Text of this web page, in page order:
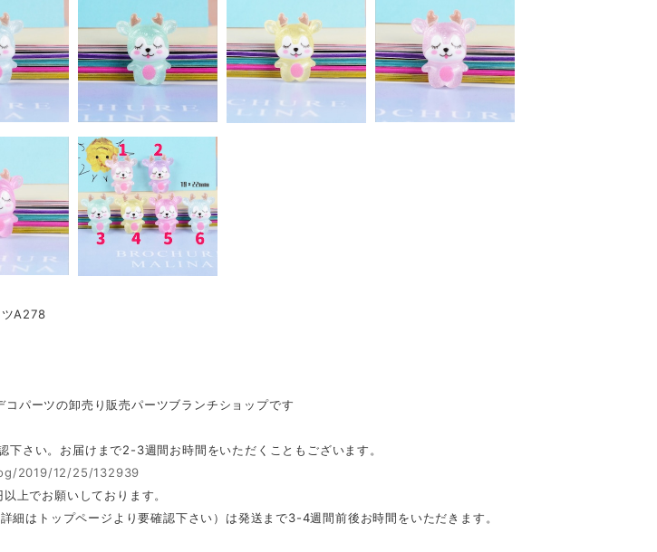
A278
パーツの卸売り販売パーツブランチショップです
下さい。お届けまで2-3週間お時間をいただくこともございます。
2019/12/25/132939
上でお願いしております。
はトップページより要確認下さい）は発送まで3-4週間前後お時間をいただきます。